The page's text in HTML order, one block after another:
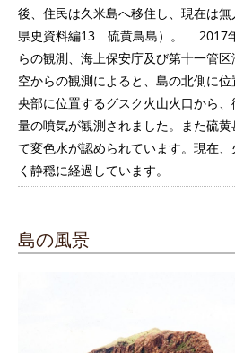
後、住民は久米島へ移住し、現在は
県史資料編13 硫黄鳥島）。 2017
らの観測、海上保安庁及び第十一管
空からの観測によると、島の北側に
央部に位置するグスク火山火口から
量の噴気が観測されました。また硫
て変色水が認められています。現在
く静穏に経過しています。
島の風景